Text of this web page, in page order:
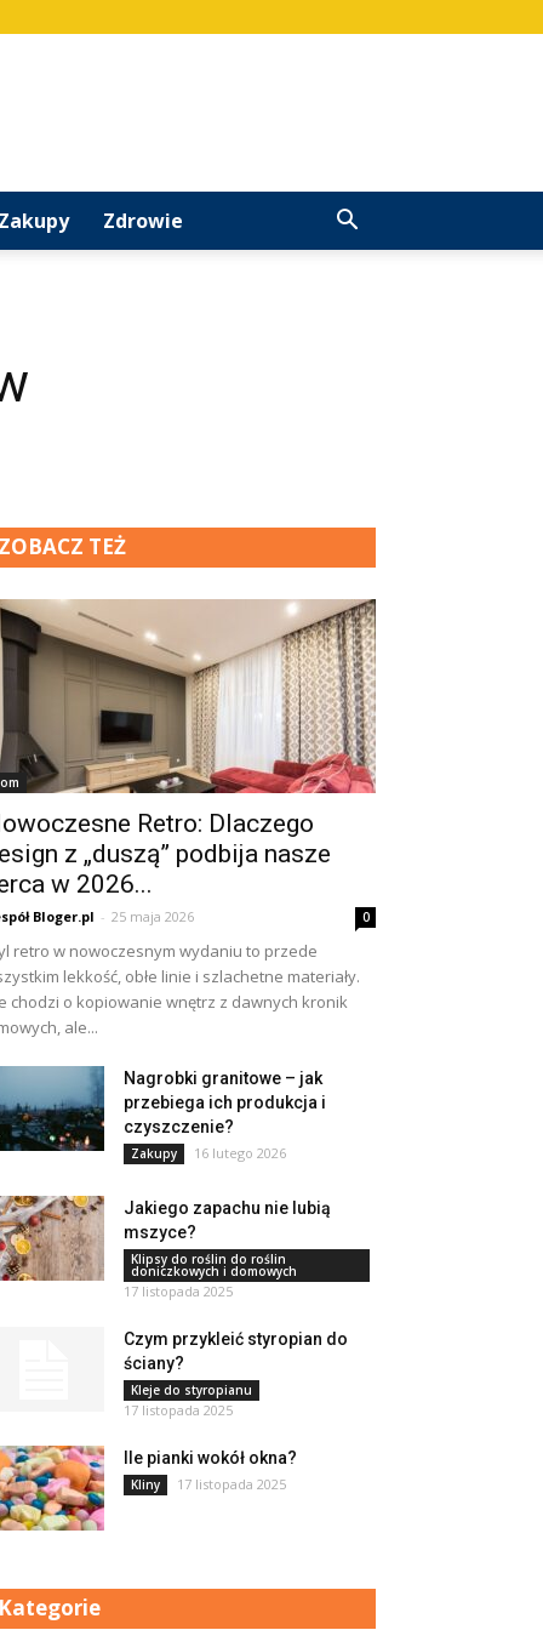
Zakupy Zdrowie
ZOBACZ TEŻ
Retro: Dlaczego
z „duszą” podbija nasze
w 2026...
Bloger.pl - 25 maja 2026 0
retro w nowoczesnym wydaniu to przede
lekkość, obłe linie i szlachetne materiały.
chodzi o kopiowanie wnętrz z dawnych kronik
ale...
Nagrobki granitowe – jak
przebiega ich produkcja i
czyszczenie?
Zakupy 16 lutego 2026
Jakiego zapachu nie lubią
mszyce?
Klipsy do roślin do roślin
doniczkowych i domowych
17 listopada 2025
Czym przykleić styropian do
ściany?
Kleje do styropianu
17 listopada 2025
Ile pianki wokół okna?
Kliny 17 listopada 2025
Kategorie